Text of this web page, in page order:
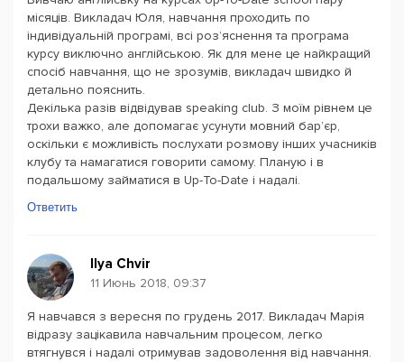
місяців. Викладач Юля, навчання проходить по
індивідуальній програмі, всі роз’яснення та програма
курсу виключно англійською. Як для мене це найкращий
спосіб навчання, що не зрозумів, викладач швидко й
детально пояснить.
Декілька разів відвідував speaking club. З моїм рівнем це
трохи важко, але допомагає усунути мовний бар’єр,
оскільки є можливість послухати розмову інших учасників
клубу та намагатися говорити самому. Планую і в
подальшому займатися в Up-To-Date і надалі.
Ответить
Ilya Chvir
11 Июнь 2018, 09:37
Я навчався з вересня по грудень 2017. Викладач Марія
відразу зацікавила навчальним процесом, легко
втягнувся і надалі отримував задоволення від навчання.